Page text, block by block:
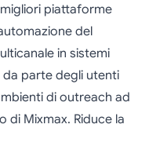
piattaforme
del
in sistemi
parte degli utenti
di outreach ad
di Mixmax. Riduce la